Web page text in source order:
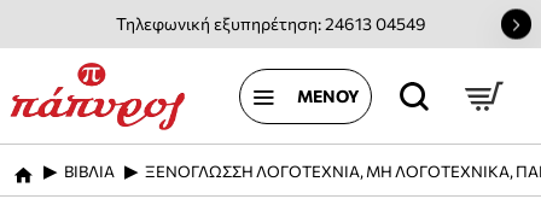
Τηλεφωνική εξυπηρέτηση: 24613 04549
home
ΒΙΒΛΙΑ ΞΕΝΟΓΛΩΣΣΗ ΛΟΓΟΤΕΧΝΙΑ, ΜΗ ΛΟΓΟΤΕΧΝΙΚΑ,